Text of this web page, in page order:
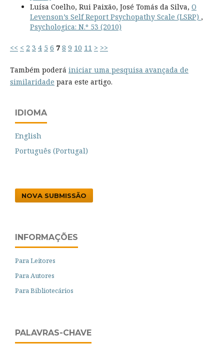
Luísa Coelho, Rui Paixão, José Tomás da Silva, O
Levenson’s Self Report Psychopathy Scale (LSRP) ,
Psychologica: N.º 53 (2010)
<< < 2 3 4 5 6 7 8 9 10 11 > >>
Também poderá iniciar uma pesquisa avançada de
similaridade para este artigo.
IDIOMA
English
Português (Portugal)
NOVA SUBMISSÃO
INFORMAÇÕES
Para Leitores
Para Autores
Para Bibliotecários
PALAVRAS-CHAVE